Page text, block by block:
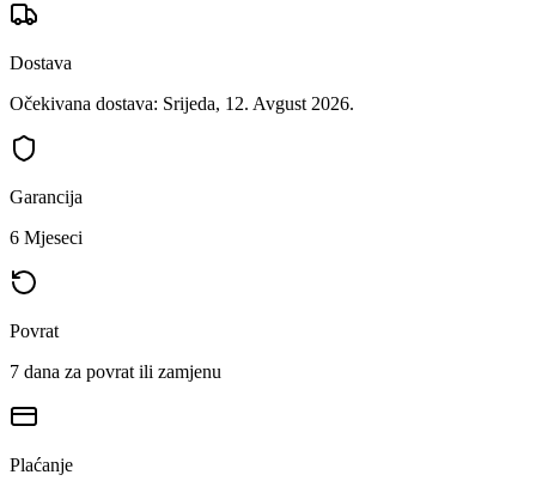
Dostava
Očekivana dostava: Srijeda, 12. Avgust 2026.
Garancija
6 Mjeseci
Povrat
7 dana za povrat ili zamjenu
Plaćanje